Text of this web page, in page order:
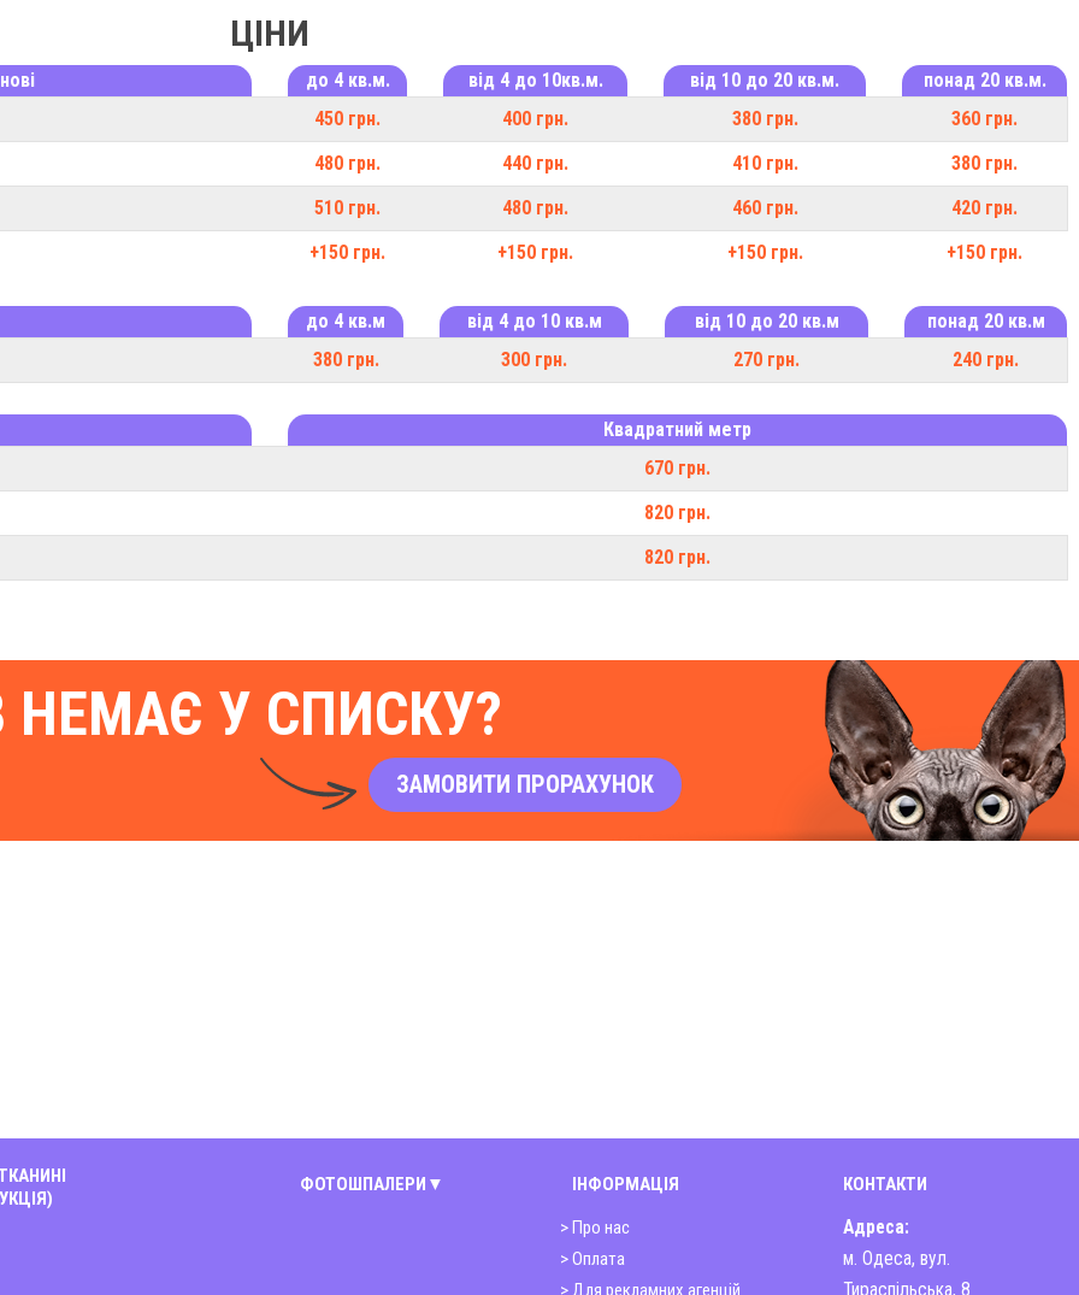
ЦІНИ
до 4 кв.м. від 4 до 10кв.м. від 10 до 20 кв.м.
понад 20 кв.м.
450 грн.
400 грн. 380 грн.
360 грн.
480 грн.
440 грн. 410 грн.
380 грн.
510 грн.
480 грн. 460 грн.
420 грн.
+150 грн.
+150 грн. +150 грн. +150 грн.
до 4 кв.м від 4 до 10 кв.м від 10 до 20 кв.м
понад 20 кв.м
380 грн.
300 грн. 270 грн. 240 грн.
Квадратний метр
670 грн.
820 грн.
820 грн.
НЕМАЄ У СПИСКУ?
ЗАМОВИТИ ПРОРАХУНОК
ФОТОШПАЛЕРИ
ІНФОРМАЦІЯ
> Про нас
> Оплата
> Для рекламних агенцій
КОНТАКТИ
Адреса:
м. Одеса, вул.
Тираспільська, 8